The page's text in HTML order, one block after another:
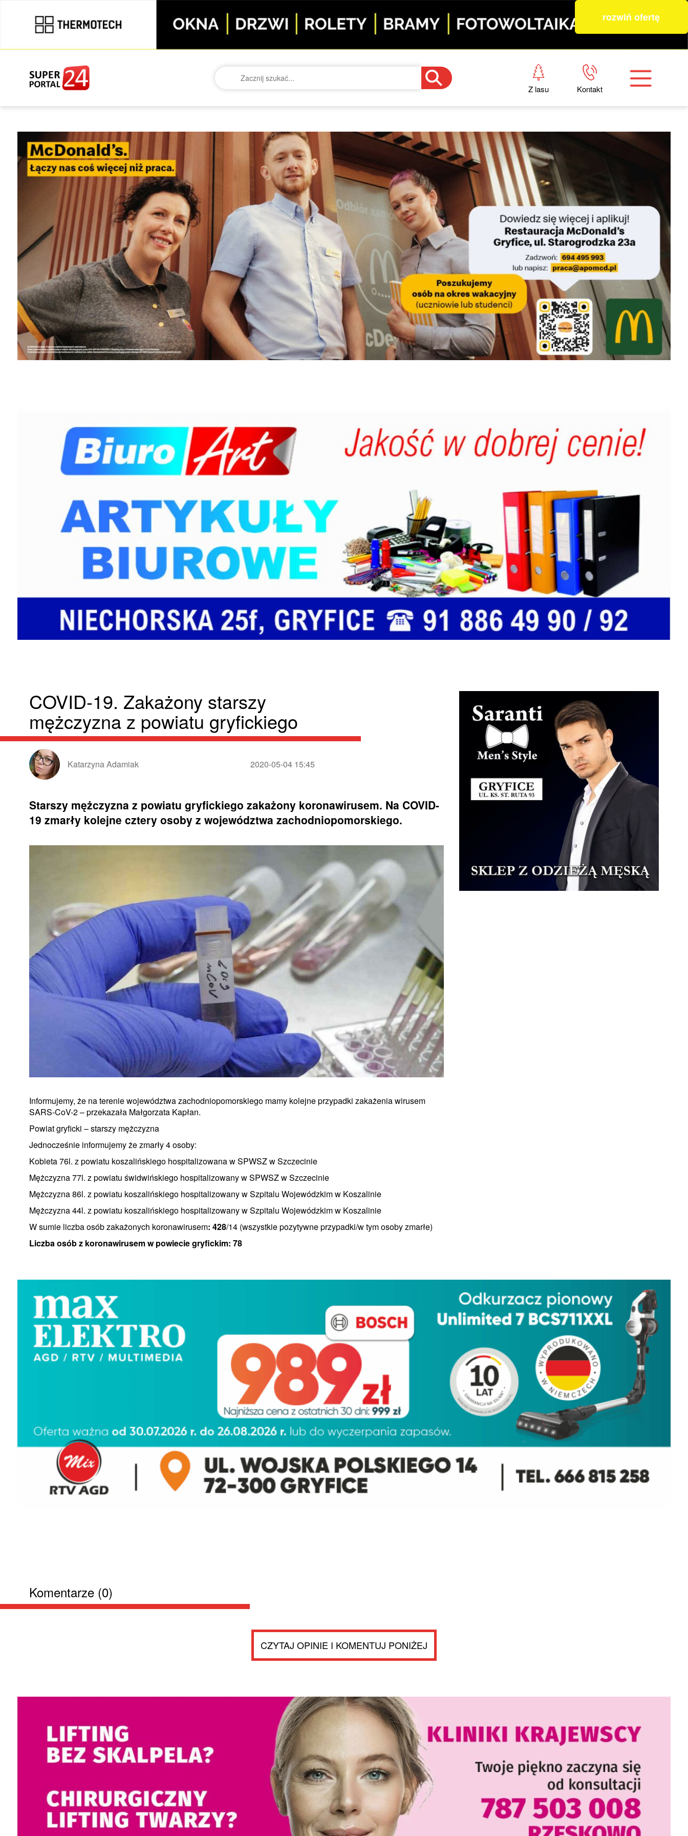
rozwiń ofertę
Z lasu Kontakt
COVID-19. Zakażony starszy
mężczyzna z powiatu gryfickiego
Katarzyna Adamiak 2020-05-04 15:45
Starszy mężczyzna z powiatu gryfickiego zakażony koronawirusem. Na COVID-
19 zmarły kolejne cztery osoby z województwa zachodniopomorskiego.
Informujemy, że na terenie województwa zachodniopomorskiego mamy kolejne przypadki zakażenia wirusem
SARS-CoV-2 – przekazała Małgorzata Kapłan.
Powiat gryficki – starszy mężczyzna
Jednocześnie informujemy że zmarły 4 osoby:
Kobieta 76l. z powiatu koszalińskiego hospitalizowana w SPWSZ w Szczecinie
Mężczyzna 77l. z powiatu świdwińskiego hospitalizowany w SPWSZ w Szczecinie
Mężczyzna 86l. z powiatu koszalińskiego hospitalizowany w Szpitalu Wojewódzkim w Koszalinie
Mężczyzna 44l. z powiatu koszalińskiego hospitalizowany w Szpitalu Wojewódzkim w Koszalinie
W sumie liczba osób zakażonych koronawirusem: 428/14 (wszystkie pozytywne przypadki/w tym osoby zmarłe)
Liczba osób z koronawirusem w powiecie gryfickim: 78
Komentarze (0)
CZYTAJ OPINIE I KOMENTUJ PONIŻEJ